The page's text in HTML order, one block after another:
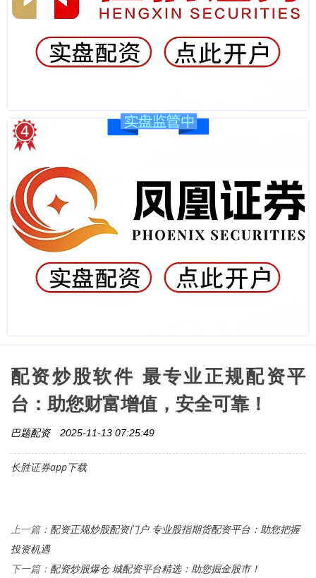
配资炒股软件 最专业正规配资平
台：助您财富增值，安全可靠！
巴题配资 2025-11-13 07:25:49
长胜证券app下载
上一篇： 配资正规炒股配资门户 专业股指期货配资平台：助您把握
投资机遇
下一篇： 配资炒股爆仓 城配资平台精选：助您掘金股市！